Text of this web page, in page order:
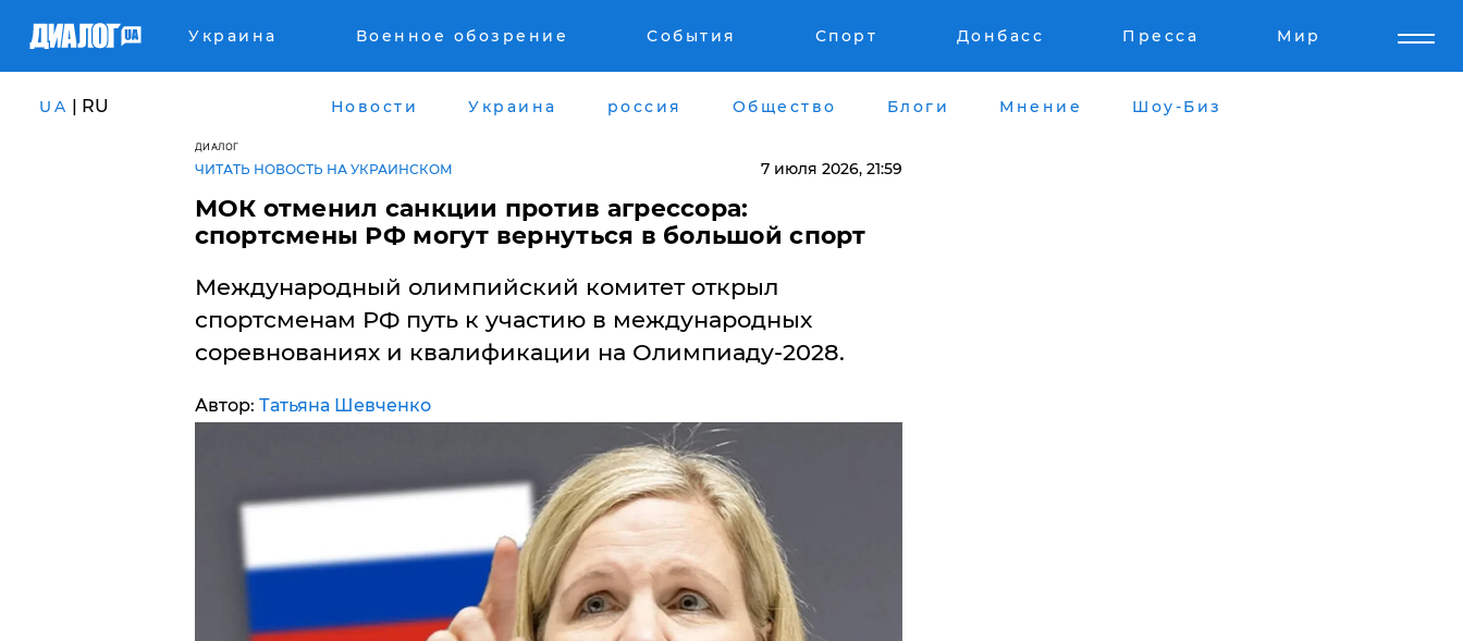
Украина Военное обозрение События Спорт Донбасс Пресса Мир
UA | RU Новости Украина россия Общество Блоги Мнение Шоу-Биз
ДИАЛОГ
ЧИТАТЬ НОВОСТЬ НА УКРАИНСКОМ 7 июля 2026, 21:59
​МОК отменил санкции против агрессора:
спортсмены РФ могут вернуться в большой спорт
Международный олимпийский комитет открыл
спортсменам РФ путь к участию в международных
соревнованиях и квалификации на Олимпиаду-2028.
Автор: Татьяна Шевченко